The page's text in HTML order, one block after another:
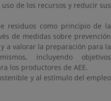
de los recursos y reducir sus
residuos como principio de la
de medidas sobre prevención
y a valorar la preparación para la
incluyendo objetivos
los productores de AEE.
y al estímulo del empleo